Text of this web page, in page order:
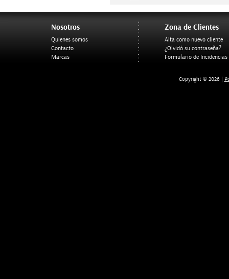
Nosotros
Quienes somos
Contacto
Marcas
Zona de Clientes
Alta como nuevo cliente
¿Olvidó su contraseña?
Formulario de Incidencias
Copyright © 2026 |